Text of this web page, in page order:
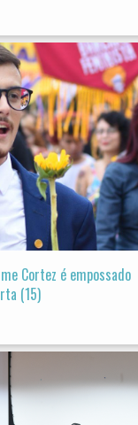
Cortez é empossado
(15)